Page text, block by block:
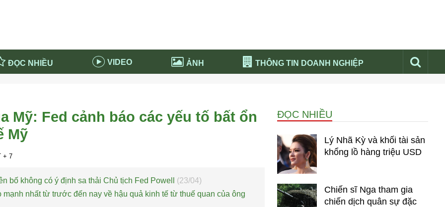
ĐỌC NHIỀU VIDEO ẢNH THÔNG TIN DOANH NGHIỆP
Nổi bật báo nga
Nga NABU EDUCATION
Thư viện media
nước Nga
Phân tích thị trường Nga 2026
Mỹ: Fed cảnh báo các yếu tố bất ổn
Mỹ
+ 7
bố không có ý định sa thải Chủ tịch Fed Powell (23/04)
mạnh nhất từ trước đến nay về hậu quả kinh tế từ thuế quan của ông
ĐỌC NHIỀU
Lý Nhã Kỳ và khối tài sản
khổng lồ hàng triệu USD
Chiến sĩ Nga tham gia
chiến dịch quân sự đặc